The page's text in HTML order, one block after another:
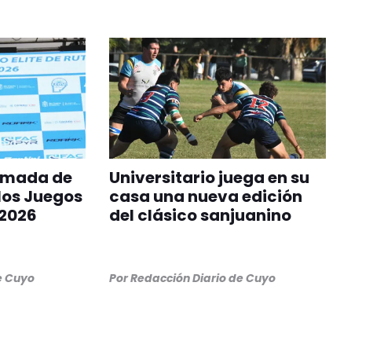
de
Juegos
Cuyo
Universitario juega en su
casa una nueva edición
del clásico sanjuanino
PorRedacción Diario de Cuyo